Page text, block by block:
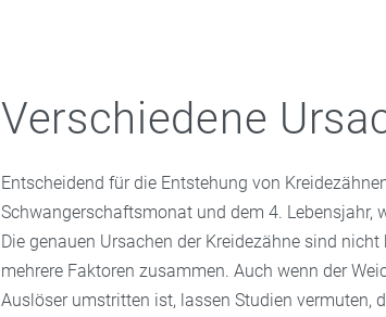
Verschiedene
Entscheidend für die Entstehung von
Schwangerschaftsmonat und dem 4. Lebensjahr,
Die genauen Ursachen der Kreidezähne sind
mehrere Faktoren zusammen. Auch wenn der
Auslöser umstritten ist, lassen Studien vermuten,